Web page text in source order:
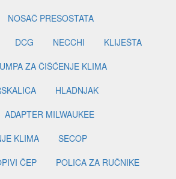
NOSAČ PRESOSTATA
DCG NECCHI
KLIJEŠTA
ZA ČIŠĆENJE KLIMA
HLADNJAK
ADAPTER MILWAUKEE
KLIMA
SECOP
ČEP
POLICA ZA RUČNIKE